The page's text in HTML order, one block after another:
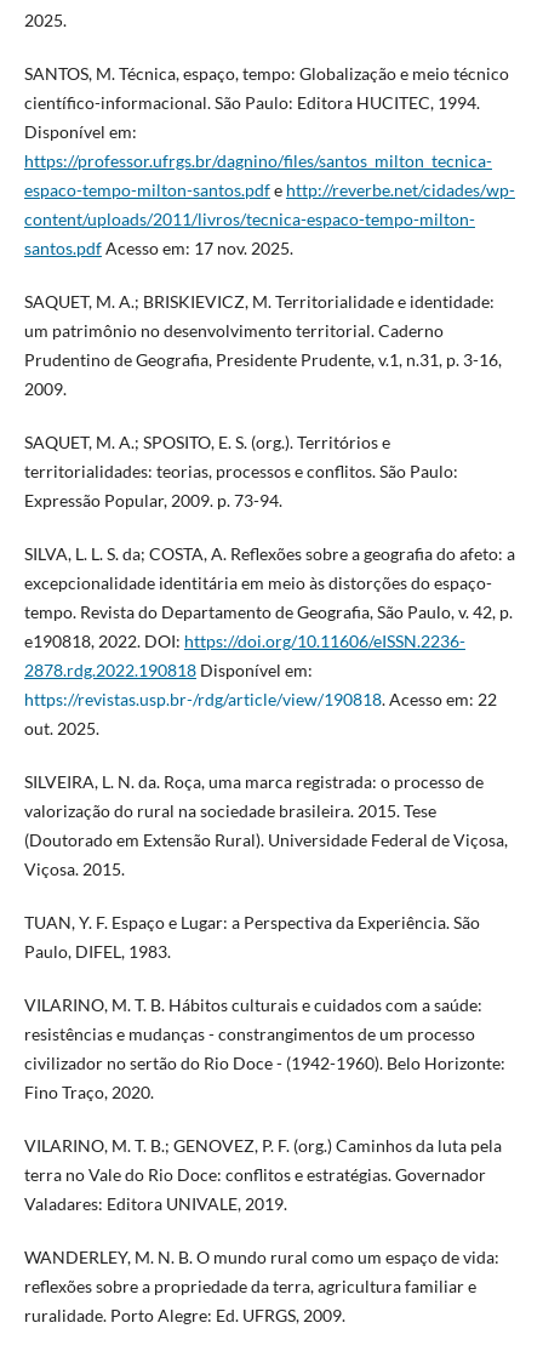
2025.
SANTOS, M. Técnica, espaço, tempo: Globalização e meio técnico
científico-informacional. São Paulo: Editora HUCITEC, 1994.
Disponível em:
https://professor.ufrgs.br/dagnino/files/santos_milton_tecnica-
espaco-tempo-milton-santos.pdfe http://reverbe.net/cidades/wp-
content/uploads/2011/livros/tecnica-espaco-tempo-milton-
santos.pdfAcesso em: 17 nov. 2025.
SAQUET, M. A.; BRISKIEVICZ, M. Territorialidade e identidade:
um patrimônio no desenvolvimento territorial. Caderno
Prudentino de Geografia, Presidente Prudente, v.1, n.31, p. 3-16,
2009.
SAQUET, M. A.; SPOSITO, E. S. (org.). Territórios e
territorialidades: teorias, processos e conflitos. São Paulo:
Expressão Popular, 2009. p. 73-94.
SILVA, L. L. S. da; COSTA, A. Reflexões sobre a geografia do afeto: a
excepcionalidade identitária em meio às distorções do espaço-
tempo. Revista do Departamento de Geografia, São Paulo, v. 42, p.
e190818, 2022. DOI: https://doi.org/10.11606/eISSN.2236-
2878.rdg.2022.190818Disponível em:
https://revistas.usp.br-/rdg/article/view/190818. Acesso em: 22
out. 2025.
SILVEIRA, L. N. da. Roça, uma marca registrada: o processo de
valorização do rural na sociedade brasileira. 2015. Tese
(Doutorado em Extensão Rural). Universidade Federal de Viçosa,
Viçosa. 2015.
TUAN, Y. F. Espaço e Lugar: a Perspectiva da Experiência. São
Paulo, DIFEL, 1983.
VILARINO, M. T. B. Hábitos culturais e cuidados com a saúde:
resistências e mudanças - constrangimentos de um processo
civilizador no sertão do Rio Doce - (1942-1960). Belo Horizonte:
Fino Traço, 2020.
VILARINO, M. T. B.; GENOVEZ, P. F. (org.) Caminhos da luta pela
terra no Vale do Rio Doce: conflitos e estratégias. Governador
Valadares: Editora UNIVALE, 2019.
WANDERLEY, M. N. B. O mundo rural como um espaço de vida:
reflexões sobre a propriedade da terra, agricultura familiar e
ruralidade. Porto Alegre: Ed. UFRGS, 2009.